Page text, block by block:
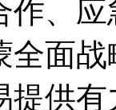
作、
全面
提供